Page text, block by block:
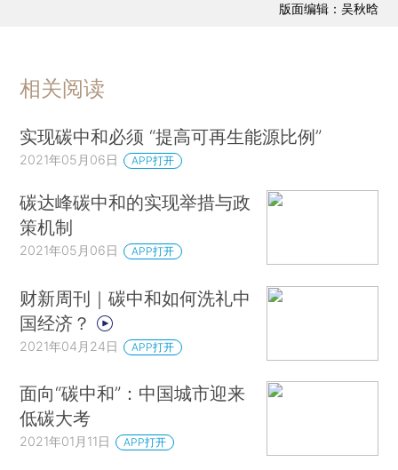
版面编辑：吴秋晗
相关阅读
实现碳中和必须 “提高可再生能源比例”
2021年05月06日 APP打开
碳达峰碳中和的实现举措与政
策机制
2021年05月06日 APP打开
财新周刊｜碳中和如何洗礼中
国经济？
2021年04月24日 APP打开
面向“碳中和”：中国城市迎来
低碳大考
2021年01月11日 APP打开